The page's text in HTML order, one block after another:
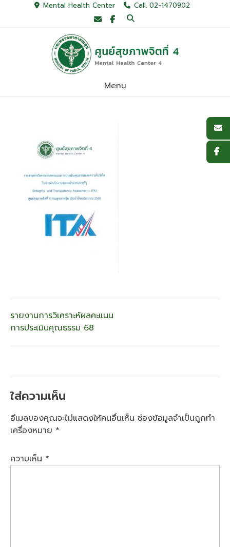
Mental Health Center Call. 02-1470902
Menu
แนะแนว
รายงานการวิเคราะห์ผลคะแนน
การประเมินคุณธรรม 68
ใส่ความเห็น
อีเมลของคุณจะไม่แสดงให้คนอื่นเห็น ช่องข้อมูลจำเป็นถูกทำ
เครื่องหมาย *
ความเห็น *